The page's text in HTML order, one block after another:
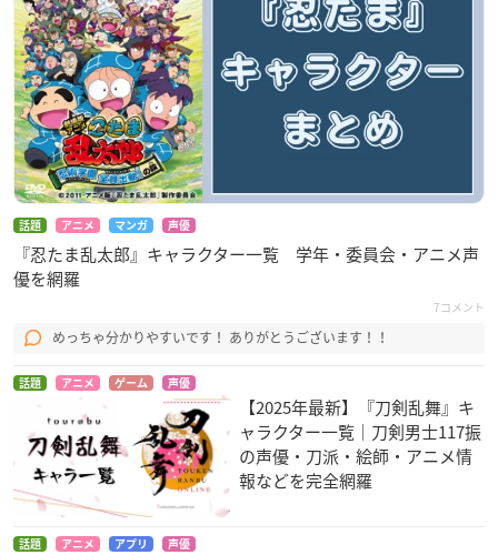
話題 アニメ マンガ 声優
『忍たま乱太郎』キャラクター一覧 学年・委員会・アニメ声
優を網羅
7コメント
めっちゃ分かりやすいです！ ありがとうございます！！
話題 アニメ ゲーム 声優
【2025年最新】『刀剣乱舞』キ
ャラクター一覧｜刀剣男士117振
の声優・刀派・絵師・アニメ情
報などを完全網羅
話題 アニメ アプリ 声優